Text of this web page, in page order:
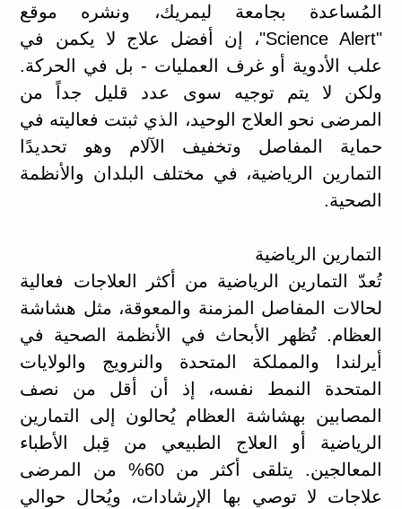
المُساعدة بجامعة ليمريك، ونشره موقع
"Science Alert"، إن أفضل علاج لا يكمن في
علب الأدوية أو غرف العمليات - بل في الحركة.
ولكن لا يتم توجيه سوى عدد قليل جداً من
المرضى نحو العلاج الوحيد، الذي ثبتت فعاليته في
حماية المفاصل وتخفيف الآلام وهو تحديدًا
التمارين الرياضية، في مختلف البلدان والأنظمة
الصحية.
التمارين الرياضية
تُعدّ التمارين الرياضية من أكثر العلاجات فعالية
لحالات المفاصل المزمنة والمعوقة، مثل هشاشة
العظام. تُظهر الأبحاث في الأنظمة الصحية في
أيرلندا والمملكة المتحدة والنرويج والولايات
المتحدة النمط نفسه، إذ أن أقل من نصف
المصابين بهشاشة العظام يُحالون إلى التمارين
الرياضية أو العلاج الطبيعي من قِبل الأطباء
المعالجين. يتلقى أكثر من 60% من المرضى
علاجات لا توصي بها الإرشادات، ويُحال حوالي